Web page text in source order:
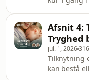
spørgsmål
ikke, når
starter i
kontakten i
Hansen
første
på, at du
barnet har
Afsnit 4:
Tryghed
jul. 1, 2026
Tilknytning
kan bestå